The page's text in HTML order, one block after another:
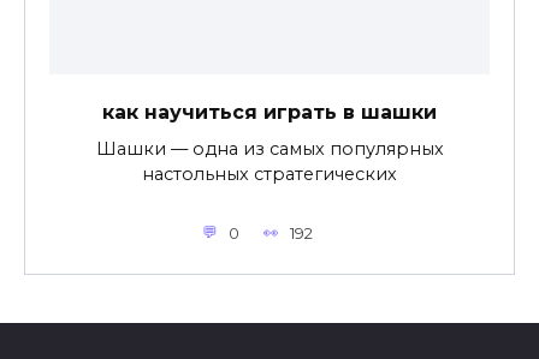
как научиться играть в шашки
Шашки — одна из самых популярных
настольных стратегических
0 192